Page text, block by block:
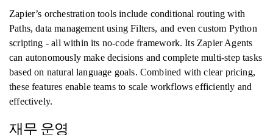
Zapier’s orchestration tools include conditional routing with
Paths, data management using Filters, and even custom Python
scripting - all within its no-code framework. Its Zapier Agents
can autonomously make decisions and complete multi-step tasks
based on natural language goals. Combined with clear pricing,
these features enable teams to scale workflows efficiently and
effectively.
재무 운영